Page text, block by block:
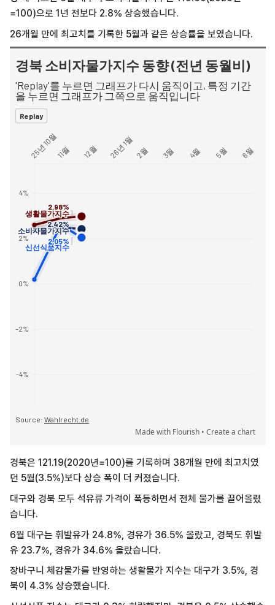
=100)으로 1년 전보다 2.8% 상승했습니다.
26개월 만에 최고치를 기록한 5월과 같은 상승률을 보였습니다.
경북은 121.19(2020년=100)를 기록하며 38개월 만에 최고치였
던 5월(3.5%)보다 상승 폭이 더 커졌습니다.
대구와 경북 모두 석유류 가격이 폭등하면서 전체 물가를 끌어올렸
습니다.
6월 대구는 휘발유가 24.8%, 경유가 36.5% 올랐고, 경북도 휘발
유 23.7%, 경유가 34.6% 올랐습니다.
장바구니 체감물가를 반영하는 생활물가 지수는 대구가 3.5%, 경
북이 4.3% 상승했습니다.